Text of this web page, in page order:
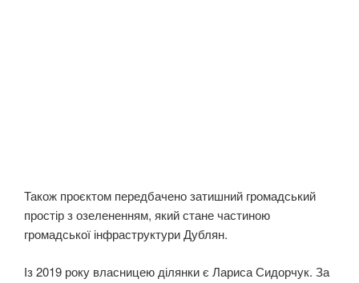
Також проєктом передбачено затишний громадський
простір з озелененням, який стане частиною
громадської інфраструктури Дублян.
Із 2019 року власницею ділянки є Лариса Сидорчук. За